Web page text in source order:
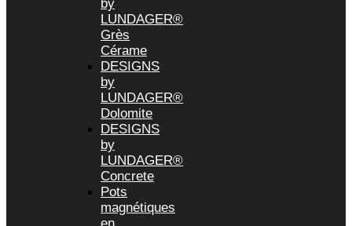
by
LUNDAGER®
Grès
Cérame
DESIGNS
by
LUNDAGER®
Dolomite
DESIGNS
by
LUNDAGER®
Concrete
Pots
magnétiques